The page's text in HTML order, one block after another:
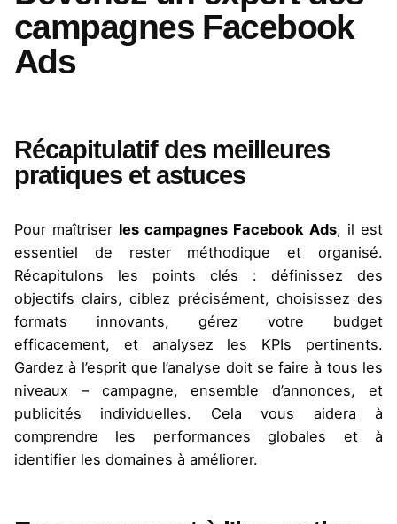
campagnes Facebook
Ads
Récapitulatif des meilleures
pratiques et astuces
Pour maîtriser les campagnes Facebook Ads, il est
essentiel de rester méthodique et organisé.
Récapitulons les points clés : définissez des
objectifs clairs, ciblez précisément, choisissez des
formats innovants, gérez votre budget
efficacement, et analysez les KPIs pertinents.
Gardez à l’esprit que l’analyse doit se faire à tous les
niveaux – campagne, ensemble d’annonces, et
publicités individuelles. Cela vous aidera à
comprendre les performances globales et à
identifier les domaines à améliorer.